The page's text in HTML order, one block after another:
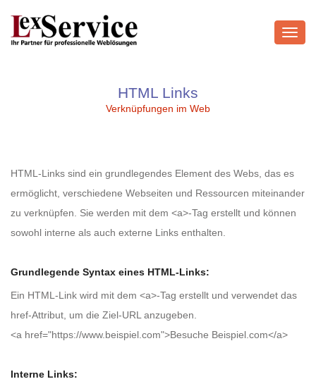
HTML Links
Verknüpfungen im Web
HTML-Links sind ein grundlegendes Element des Webs, das es
ermöglicht, verschiedene Webseiten und Ressourcen miteinander
zu verknüpfen. Sie werden mit dem <a>-Tag erstellt und können
sowohl interne als auch externe Links enthalten.
Grundlegende Syntax eines HTML-Links:
Ein HTML-Link wird mit dem <a>-Tag erstellt und verwendet das
href-Attribut, um die Ziel-URL anzugeben.
<a href="https://www.beispiel.com">Besuche Beispiel.com</a>
Interne Links: